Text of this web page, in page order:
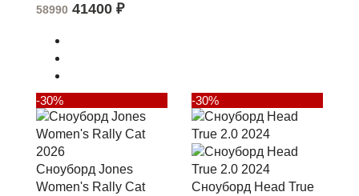
58990 41400 ₽
-30%
Сноуборд Jones
Women's Rally Cat
-30%
Сноуборд Head True